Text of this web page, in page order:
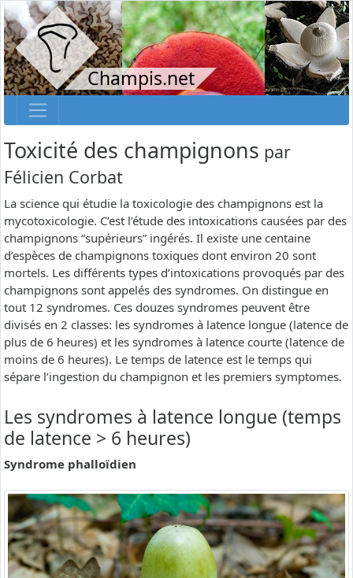
Champis.net
Toxicité des champignons par
Félicien Corbat
La science qui étudie la toxicologie des champignons est la
mycotoxicologie. C’est l’étude des intoxications causées par des
champignons “supérieurs” ingérés. Il existe une centaine
d’espèces de champignons toxiques dont environ 20 sont
mortels. Les différents types d’intoxications provoqués par des
champignons sont appelés des syndromes. On distingue en
tout 12 syndromes. Ces douzes syndromes peuvent être
divisés en 2 classes: les syndromes à latence longue (latence de
plus de 6 heures) et les syndromes à latence courte (latence de
moins de 6 heures). Le temps de latence est le temps qui
sépare l’ingestion du champignon et les premiers symptomes.
Les syndromes à latence longue (temps
de latence > 6 heures)
Syndrome phalloïdien